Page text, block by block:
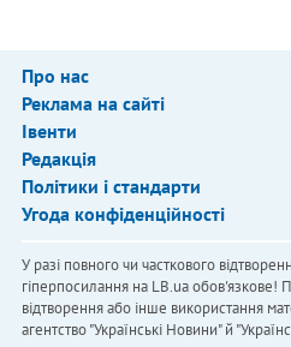
Про нас
Реклама на сайті
Івенти
Редакція
Політики і стандарти
Угода конфіденційності
У разі повного чи часткового
гіперпосилання на LB.ua обов'язкове!
відтворення або інше використання
агентство "Українськi Новини" й